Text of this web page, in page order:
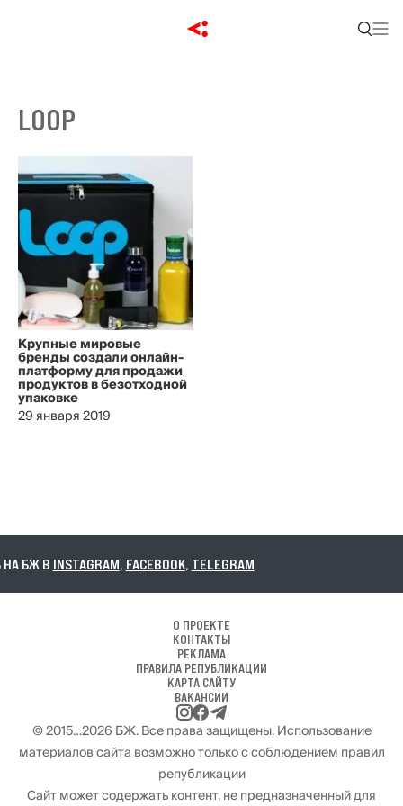
LOOP
Крупные мировые
бренды создали онлайн-
платформу для продажи
продуктов в безотходной
упаковке
29 января 2019
БЖ В INSTAGRAM,FACEBOOK,TELEGRAM
О ПРОЕКТЕ
КОНТАКТЫ
РЕКЛАМА
ПРАВИЛА РЕПУБЛИКАЦИИ
КАРТА САЙТУ
ВАКАНСИИ
© 2015…2026 БЖ. Все права защищены. Использование
материалов сайта возможно только с соблюдением правил
републикации
Сайт может содержать контент, не предназначенный для